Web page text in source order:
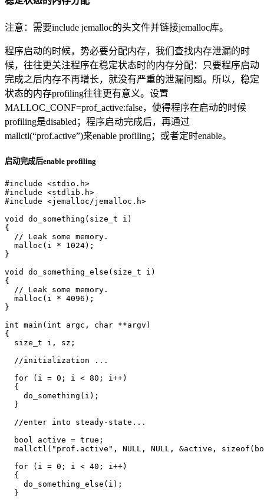
注意：需要include jemalloc的头文件并链接jemalloc库。
程序启动的时候，势必要分配内存，我们查找内存泄漏的时
候，往往更关注程序在稳定状态时的内存分配：只要程序启动
完成之后内存不再增长，就没有严重的泄漏问题。所以，稳定
状态的内存profiling往往更有意义。设置
MALLOC_CONF=prof_active:false，使得程序在启动的时候
profiling是disabled；程序启动完成后，再通过
mallctl(“prof.active”)来enable profiling；或者定时enable。
启动完成后enable profiling
#include <stdio.h>
#include <stdlib.h>
#include <jemalloc/jemalloc.h>
void do_something(size_t i)
{
  // Leak some memory.
  malloc(i * 1024);
}
void do_something_else(size_t i)
{
  // Leak some memory.
  malloc(i * 4096);
}
int main(int argc, char **argv)
{
  size_t i, sz;
  //initialization ...
  for (i = 0; i < 80; i++)
  {
    do_something(i);
  }
  //enter into steady-state...
  bool active = true;
mallctl("prof.active", NULL, NULL, &active,
  for (i = 0; i < 40; i++)
  {
    do_something_else(i);
  }